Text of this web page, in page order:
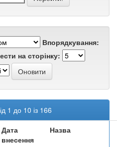
Впорядкування:
на сторінку:
1 до 10 із 166
Дата
внесення
Назва